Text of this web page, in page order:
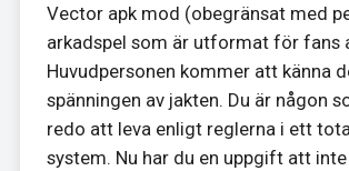
Vector apk mod (obegränsat med
arkadspel som är utformat för fans
Huvudpersonen kommer att känna
spänningen av jakten. Du är någon
redo att leva enligt reglerna i ett
system. Nu har du en uppgift att